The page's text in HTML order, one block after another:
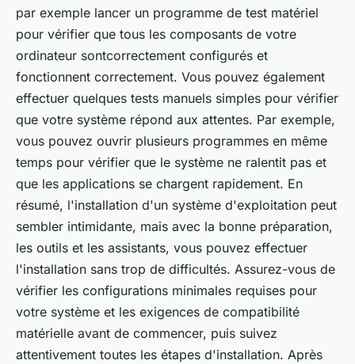
par exemple lancer un programme de test matériel
pour vérifier que tous les composants de votre
ordinateur sontcorrectement configurés et
fonctionnent correctement. Vous pouvez également
effectuer quelques tests manuels simples pour vérifier
que votre système répond aux attentes. Par exemple,
vous pouvez ouvrir plusieurs programmes en même
temps pour vérifier que le système ne ralentit pas et
que les applications se chargent rapidement. En
résumé, l'installation d'un système d'exploitation peut
sembler intimidante, mais avec la bonne préparation,
les outils et les assistants, vous pouvez effectuer
l'installation sans trop de difficultés. Assurez-vous de
vérifier les configurations minimales requises pour
votre système et les exigences de compatibilité
matérielle avant de commencer, puis suivez
attentivement toutes les étapes d'installation. Après